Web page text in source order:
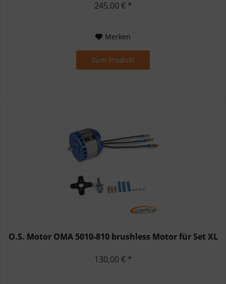
245,00 € *
Merken
Zum Produkt
O.S. Motor OMA 5010-810 brushless Motor für Set XL
130,00 € *